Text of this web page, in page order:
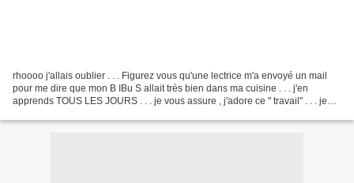
rhoooo j'allais oublier . . . Figurez vous qu'une lectrice m'a envoyé un mail
pour me dire que mon B IBu S allait très bien dans ma cuisine . . . j'en
apprends TOUS LES JOURS . . . je vous assure , j'adore ce " travail" . . . je